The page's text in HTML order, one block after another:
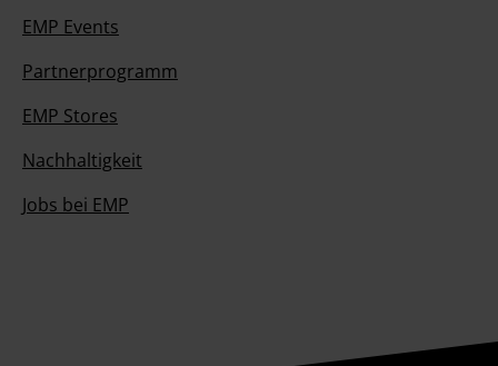
EMP Events
Partnerprogramm
EMP Stores
Nachhaltigkeit
Jobs bei EMP